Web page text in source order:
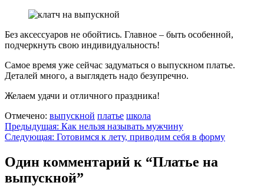
Без аксессуаров не обойтись. Главное – быть особенной,
подчеркнуть свою индивидуальность!
Самое время уже сейчас задуматься о выпускном платье.
Деталей много, а выглядеть надо безупречно.
Желаем удачи и отличного праздника!
Отмечено: выпускной платье школа
Навигация
по
записям
Предыдущая: Как нельзя называть мужчину
Следующая: Готовимся к лету, приводим себя в форму
Один комментарий к “Платье на
выпускной”